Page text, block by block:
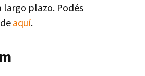
largo plazo. Podés
aquí.